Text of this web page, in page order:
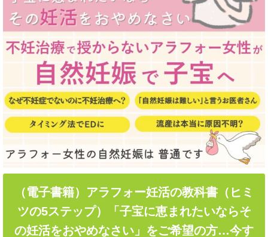
（電子書籍）アラフォー妊活の教科書（ヒミ
ツの5ステップ）「子宝に恵まれたいならそ
の妊活をおやめなさい」をご希望の方…今す